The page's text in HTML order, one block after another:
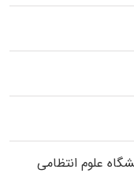
ﻋﻠﻮم انتظامی